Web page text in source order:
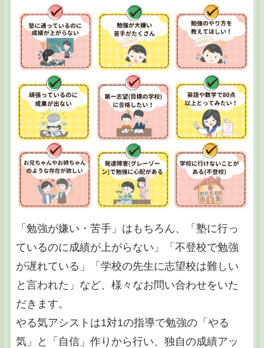
「勉強が嫌い・苦手」はもちろん、「塾に行っ
ているのに成績が上がらない」「不登校で勉強
が遅れている」「学校の先生に志望校は難しい
と言われた」など、様々なお問い合わせをいた
だきます。
やる気アシストは1対1の指導で勉強の「やる
気」と「自信」作りから行い、独自の成績アッ